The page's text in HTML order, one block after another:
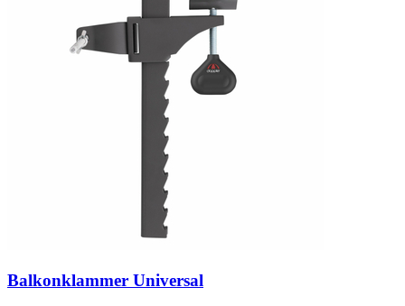
Balkonklammer Universal